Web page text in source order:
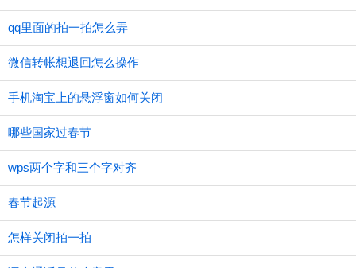
qq里面的拍一拍怎么弄
微信转帐想退回怎么操作
手机淘宝上的悬浮窗如何关闭
哪些国家过春节
wps两个字和三个字对齐
春节起源
怎样关闭拍一拍